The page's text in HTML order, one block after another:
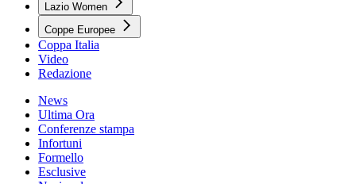
Lazio Women
Coppe Europee
Coppa Italia
Video
Redazione
News
Ultima Ora
Conferenze stampa
Infortuni
Formello
Esclusive